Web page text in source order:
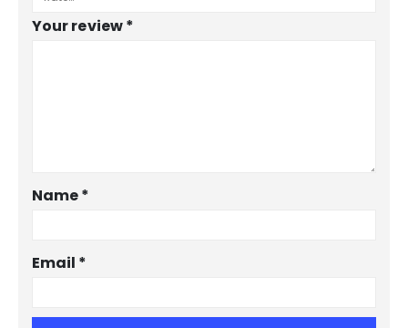
Your review*
Name*
Email *